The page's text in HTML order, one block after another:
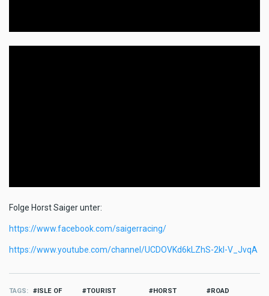
Folge Horst Saiger unter:
https://www.facebook.com/saigerracing/
https://www.youtube.com/channel/UCDOVKd6kLZhS-2kI-V_JvqA
TAGS
ISLE OF
TOURIST
HORST
ROAD